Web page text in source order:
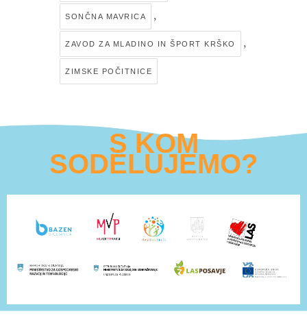
SONČNA MAVRICA ,
ZAVOD ZA MLADINO IN ŠPORT KRŠKO ,
ZIMSKE POČITNICE
S KOM
SODELUJEMO?